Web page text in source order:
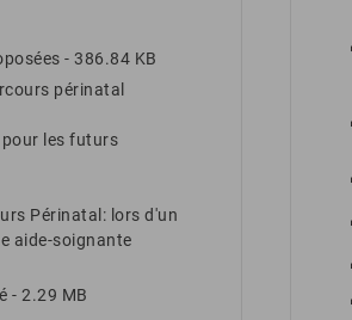
- 386.84 KB
périnatal
les futurs
Périnatal: lors d'un
aide-soignante
- 2.29 MB